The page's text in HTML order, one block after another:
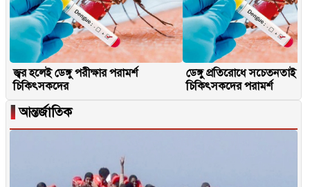
জ্বর হলেই ডেঙ্গু পরীক্ষার পরামর্শ
চিকিৎসকদের
ডেঙ্গু প্রতিরোধে সচেতনতাই
চিকিৎসকদের পরামর্শ
▐আন্তর্জাতিক